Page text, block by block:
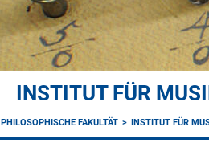
INSTITUT FÜR
PHILOSOPHISCHE FAKULTÄT INSTITUT FÜR